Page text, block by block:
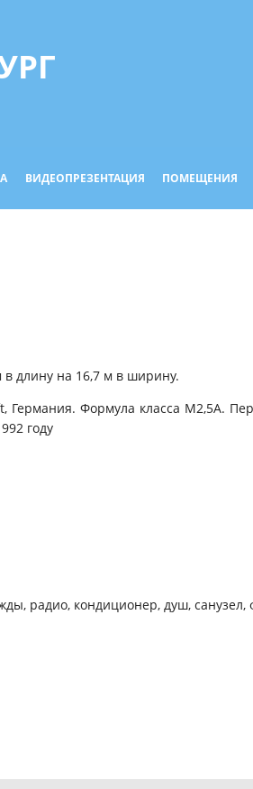
ВИДЕОПРЕЗЕНТАЦИЯ ПОМЕЩЕНИЯ
длину на 16,7 м в ширину.
Германия. Формула класса М2,5А.
году
радио, кондиционер, душ,